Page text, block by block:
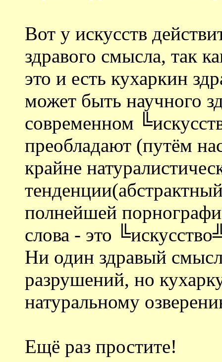
Вот у искусств
здравого смысла, так
это и есть кухаркин
может быть научного
современном
преобладают (путём
крайне
полнейшей
слова - это
Ни один здравый
разрушений, но
натуральному
Ещё раз простите!